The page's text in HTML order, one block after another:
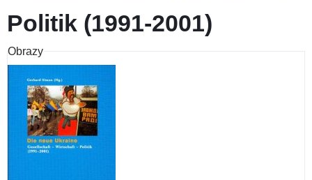
Politik (1991-2001)
Obrazy